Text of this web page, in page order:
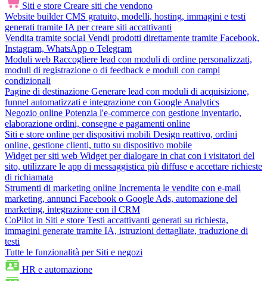
Siti e store Creare siti che vendono
Website builder CMS gratuito, modelli, hosting, immagini e testi
generati tramite IA per creare siti accattivanti
Vendita tramite social Vendi prodotti direttamente tramite Facebook,
Instagram, WhatsApp o Telegram
Moduli web Raccogliere lead con moduli di ordine personalizzati,
moduli di registrazione o di feedback e moduli con campi
condizionali
Pagine di destinazione Generare lead con moduli di acquisizione,
funnel automatizzati e integrazione con Google Analytics
Negozio online Potenzia l'e-commerce con gestione inventario,
elaborazione ordini, consegne e pagamenti online
Siti e store online per dispositivi mobili Design reattivo, ordini
online, gestione clienti, tutto su dispositivo mobile
Widget per siti web Widget per dialogare in chat con i visitatori del
sito, utilizzare le app di messaggistica più diffuse e accettare richieste
di richiamata
Strumenti di marketing online Incrementa le vendite con e-mail
marketing, annunci Facebook o Google Ads, automazione del
marketing, integrazione con il CRM
CoPilot in Siti e store Testi accattivanti generati su richiesta,
immagini generate tramite IA, istruzioni dettagliate, traduzione di
testi
Tutte le funzionalità per Siti e negozi
HR e automazione